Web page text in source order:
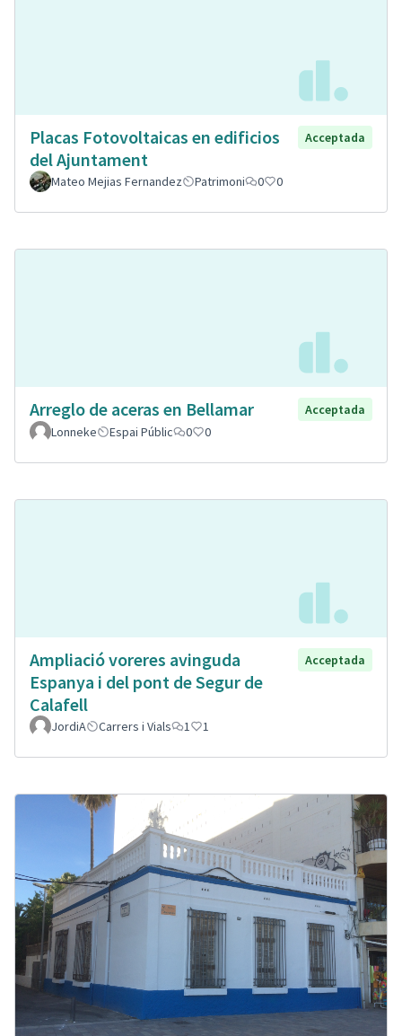
Placas Fotovoltaicas en edificios
del Ajuntament
Acceptada
Mateo Mejias Fernandez Patrimoni 0 0
Arreglo de aceras en Bellamar
Acceptada
Lonneke
Espai Públic 0 0
Ampliació voreres avinguda
Espanya i del pont de Segur de
Calafell
Acceptada
JordiA Carrers i Vials 1 1